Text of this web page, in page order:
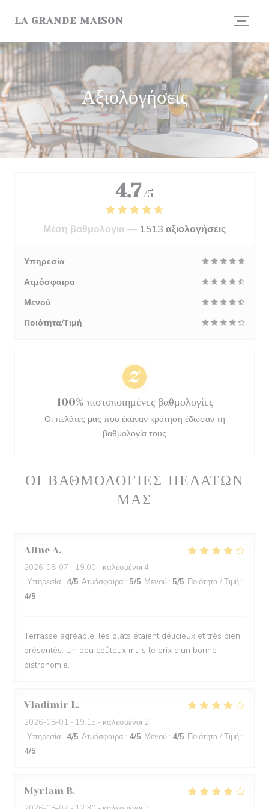
LA GRANDE MAISON
Αξιολογήσεις
ΟΙ ΒΑΘΜΟΛΟΓΊΕΣ ΠΕΛΑΤΏΝ
ΜΑΣ
Aline A
2026-08-07 - 19:00 - καλεσμένοι 4
Υπηρεσία : 4/5 Ατμόσφαιρα : 5/5 Μενού : 5/5 Ποιότητα / Τιμή :
4/5
Terrasse agréable, les plats étaient délicieux et très bien
présentés. Un peu coûteux mais le prix d'un bonne
bistronomie.
Vladimir L
2026-08-01 - 19:15 - καλεσμένοι 2
Υπηρεσία : 4/5 Ατμόσφαιρα : 4/5 Μενού : 4/5 Ποιότητα / Τιμή :
4/5
Myriam B
4.7 /5
Μέση βαθμολογία — 1513 αξιολογήσεις
Υπηρεσία
Ατμόσφαιρα
Μενού
Ποιότητα/Τιμή
100% πιστοποιημένες βαθμολογίες
Οι πελάτες μας που έκαναν κράτηση έδωσαν τη
βαθμολογία τους